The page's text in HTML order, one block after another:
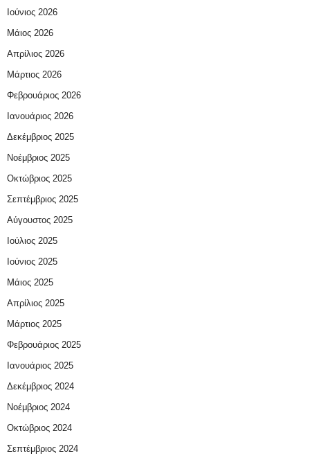
Ιούνιος 2026
Μάιος 2026
Απρίλιος 2026
Μάρτιος 2026
Φεβρουάριος 2026
Ιανουάριος 2026
Δεκέμβριος 2025
Νοέμβριος 2025
Οκτώβριος 2025
Σεπτέμβριος 2025
Αύγουστος 2025
Ιούλιος 2025
Ιούνιος 2025
Μάιος 2025
Απρίλιος 2025
Μάρτιος 2025
Φεβρουάριος 2025
Ιανουάριος 2025
Δεκέμβριος 2024
Νοέμβριος 2024
Οκτώβριος 2024
Σεπτέμβριος 2024